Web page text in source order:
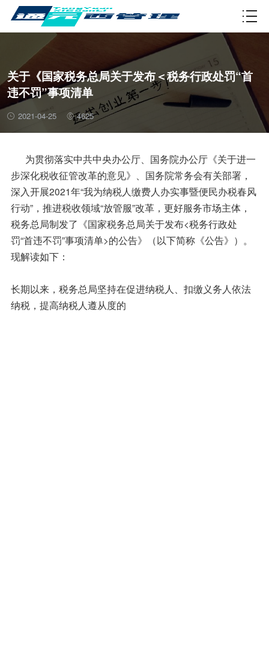
资质许可
关于《国家税务总局关于发布＜税务行政处罚“首
违不罚”事项清单
2021-04-25 4625
为贯彻落实中共中央办公厅、国务院办公厅《关于进一
步深化税收征管改革的意见》、国务院常务会有关部署，
深入开展2021年“我为纳税人缴费人办实事暨便民办税春风
行动”，推进税收领域“放管服”改革，更好服务市场主体，
税务总局制发了《国家税务总局关于发布<税务行政处
罚“首违不罚”事项清单>的公告》（以下简称《公告》）。
现解读如下：
长期以来，税务总局坚持在促进纳税人、扣缴义务人依法
纳税，提高纳税人遵从度的